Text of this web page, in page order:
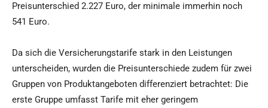
Preisunterschied 2.227 Euro, der minimale immerhin noch
541 Euro.
Da sich die Versicherungstarife stark in den Leistungen
unterscheiden, wurden die Preisunterschiede zudem für zwei
Gruppen von Produktangeboten differenziert betrachtet: Die
erste Gruppe umfasst Tarife mit eher geringem